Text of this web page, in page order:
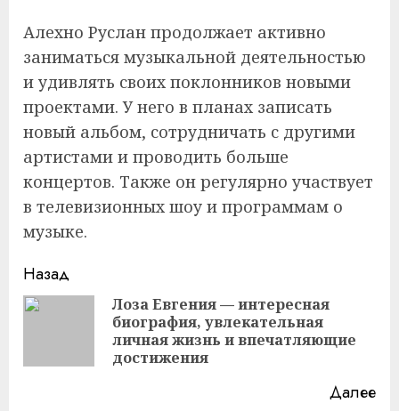
Алехно Руслан продолжает активно
заниматься музыкальной деятельностью
и удивлять своих поклонников новыми
проектами. У него в планах записать
новый альбом, сотрудничать с другими
артистами и проводить больше
концертов. Также он регулярно участвует
в телевизионных шоу и программам о
музыке.
Продолжить
чтение
Назад
Лоза Евгения — интересная
биография, увлекательная
личная жизнь и впечатляющие
достижения
Далее